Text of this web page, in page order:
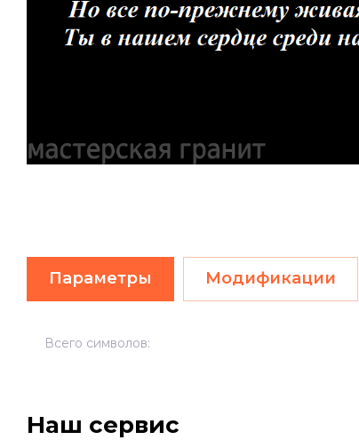
Параметры Модификации
Всего символов:
Наш сервис